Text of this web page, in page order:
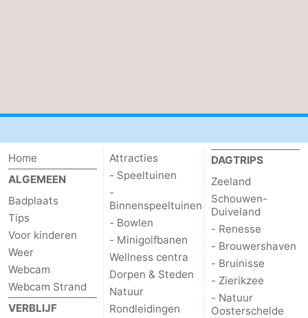
Natuur
bos
-
Vlissingen
-
Middelburg
Zeeuws-
Vlaanderen
-
Nieuwvliet
-
Sluis
-
Home
ALGEMEEN
Badplaats
Tips
Voor kinderen
Weer
Webcam
Webcam Strand
VERBLIJF
Attracties
- Speeltuinen
-
Binnenspeeltuinen
- Bowlen
- Minigolfbanen
Wellness centra
Dorpen & Steden
Natuur
Rondleidingen
DAGTRIPS
Zeeland
Schouwen-
Duiveland
- Renesse
- Brouwershaven
- Bruinisse
- Zierikzee
- Natuur
Oosterschelde